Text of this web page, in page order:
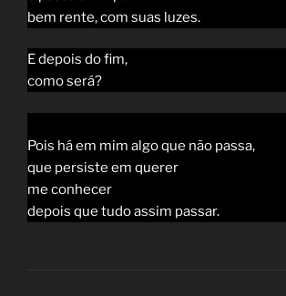
bem rente, com suas luzes.
E depois do fim,
como será?
Pois há em mim algo que não passa,
que persiste em querer
me conhecer
depois que tudo assim passar.